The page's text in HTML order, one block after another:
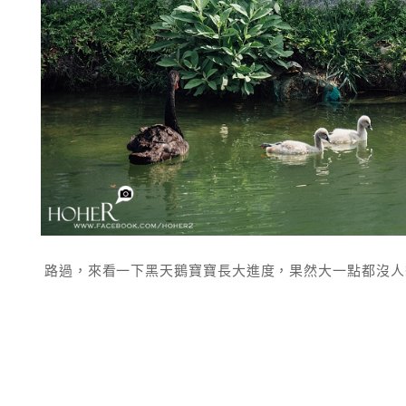
路過，來看一下黑天鵝寶寶長大進度，果然大一點都